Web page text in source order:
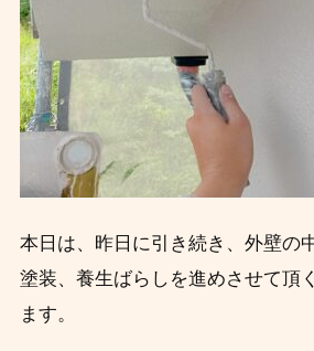
本日は、昨日に引き続き、外壁の
塗装、養生ばらしを進めさせて頂
ます。